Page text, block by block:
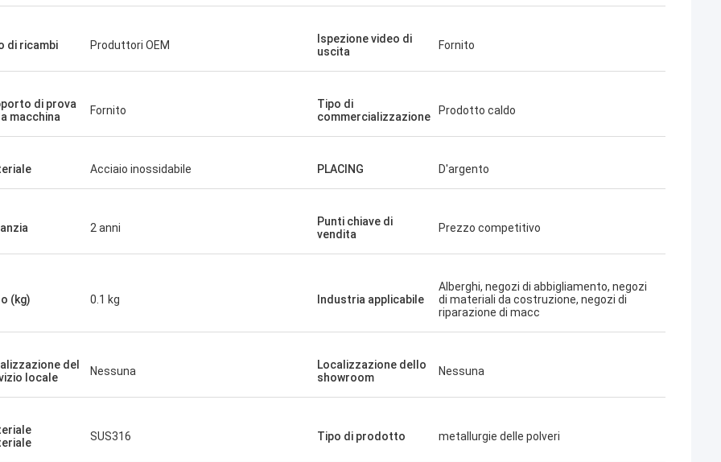
di ricambi Produttori OEM
Ispezione video di
uscita
Fornito
di prova
macchina
Fornito
Tipo di
commercializzazione
Prodotto caldo
Acciaio inossidabile PLACING D'argento
2 anni
Punti chiave di
vendita
Prezzo competitivo
(kg) 0.1 kg Industria applicabile
Alberghi, negozi di abbigliamento, negozi
di materiali da costruzione, negozi di
riparazione di macc
del
locale
Nessuna
Localizzazione dello
showroom
Nessuna
SUS316 Tipo di prodotto metallurgie delle polveri